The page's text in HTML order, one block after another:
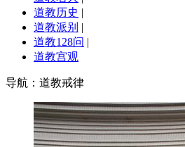
道教历史 |
道教派别 |
道教128问 |
道教宫观
导航：道教戒律